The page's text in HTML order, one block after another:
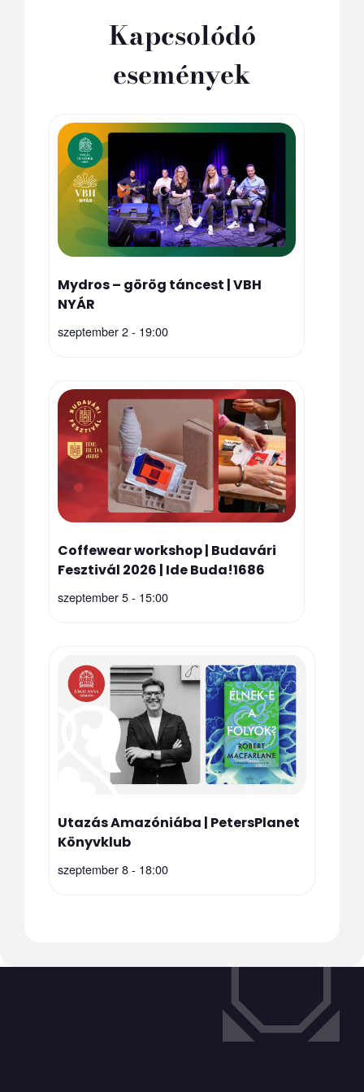
Kapcsolódó
események
Mydros – görög táncest | VBH
NYÁR
szeptember 2 - 19:00
Coffewear workshop | Budavári
Fesztivál 2026 | Ide Buda!1686
szeptember 5 - 15:00
Utazás Amazóniába | PetersPlanet
Könyvklub
szeptember 8 - 18:00